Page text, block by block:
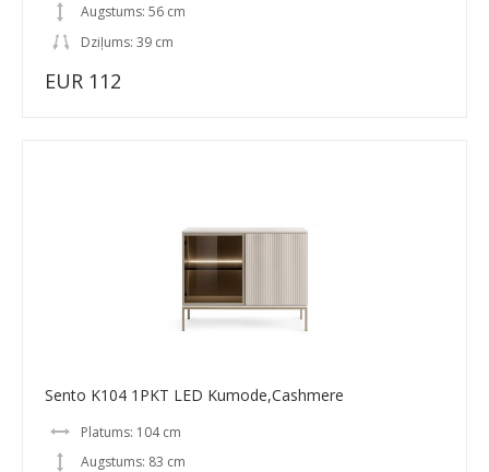
Augstums: 56 cm
Dziļums: 39 cm
EUR 112
Sento K104 1PKT LED Kumode,Cashmere
Platums: 104 cm
Augstums: 83 cm